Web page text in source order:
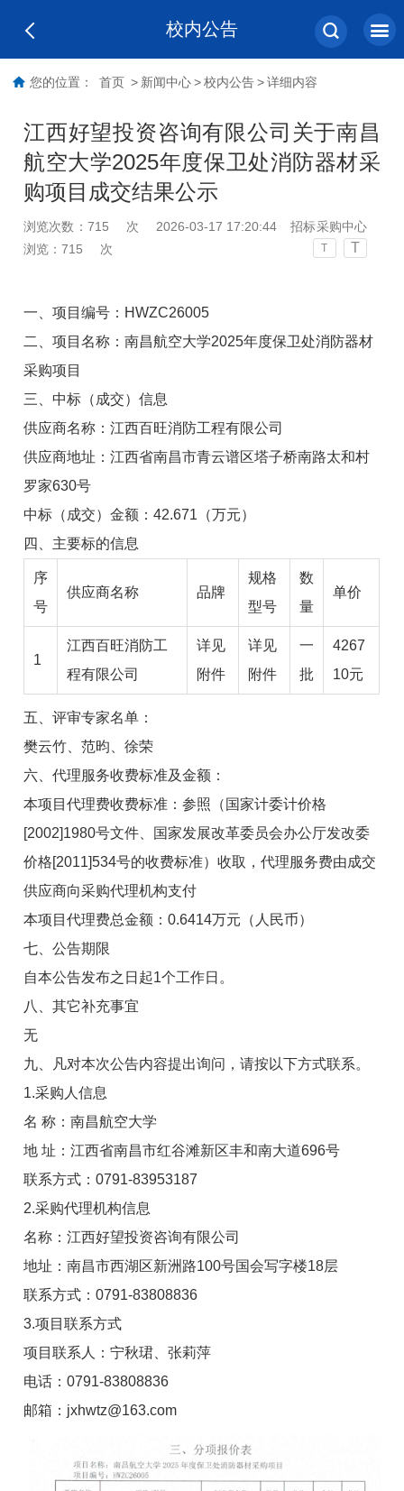
校内公告
您的位置： 首页 > 新闻中心 > 校内公告 > 详细内容
江西好望投资咨询有限公司关于南昌
航空大学2025年度保卫处消防器材采
购项目成交结果公示
浏览次数： 715 次 2026-03-17 17:20:44
招标采购中心
浏览：715 次 T T
一、项目编号： HWZC26005
二、项目名称：南昌航空大学2025年度保卫处消防器材
采购项目
三、中标（成交）信息
供应商名称：江西百旺消防工程有限公司
供应商地址：江西省南昌市青云谱区塔子桥南路太和村
罗家630号
中标（成交）金额：42.671 （万元）
四、主要标的信息
序
号
供应商名称 品牌
规格
型号
数
量
单价
1
江西百旺消防工
程有限公司
详见
附件
详见
附件
一
批
4267
10元
五、评审专家名单：
樊云竹 、范昀 、徐荣
六、代理服务收费标准及金额：
本项目代理费收费标准：参照（国家计委计价格
[2002]1980号文件、国家发展改革委员会办公厅发改委
价格[2011]534号的收费标准）收取，代理服务费由成交
供应商向采购代理机构支付
本项目代理费总金额：0.6414万元（人民币）
七、公告期限
自本公告发布之日起1个工作日。
八、其它补充事宜
无
九、凡对本次公告内容提出询问，请按以下方式联系。
1.采购人信息
名 称：南昌航空大学
地 址：江西省南昌市红谷滩新区丰和南大道696号
联系方式：0791-83953187
2.采购代理机构信息
名称：江西好望投资咨询有限公司
地址：南昌市西湖区新洲路100号国会写字楼18层
联系方式：0791-83808836
3.项目联系方式
项目联系人：宁秋珺、张莉萍
电话：0791-83808836
邮箱：jxhwtz@163.com